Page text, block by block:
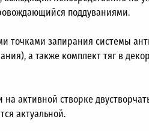
поддуваниями.
запирания системы
а также комплект тяг в
активной створке
актуальной.